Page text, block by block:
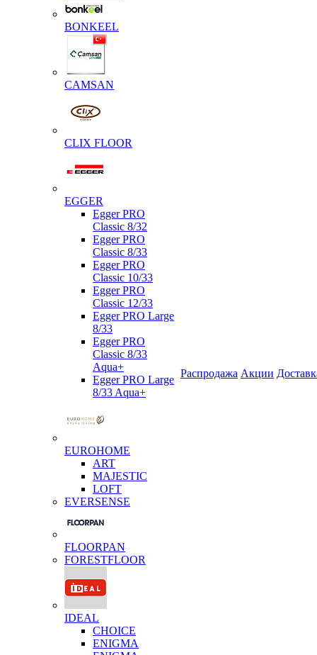
BONKEEL
CAMSAN
CLIX FLOOR
EGGER
Egger PRO
Classic 8/32
Egger PRO
Classic 8/33
Egger PRO
Classic 10/33
Egger PRO
Classic 12/33
Egger PRO Large
8/33
Egger PRO
Classic 8/33
Aqua+
Egger PRO Large
8/33 Aqua+
EUROHOME
ART
MAJESTIC
LOFT
EVERSENSE
FLOORPAN
FORESTFLOOR
IDEAL
CHOICE
ENIGMA
Распродажа Акции